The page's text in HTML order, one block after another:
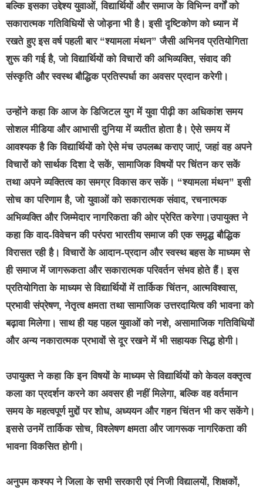
बल्कि इसका उद्देश्य युवाओं, विद्यार्थियों और समाज के विभिन्न वर्गों को
सकारात्मक गतिविधियों से जोड़ना भी है। इसी दृष्टिकोण को ध्यान में
रखते हुए इस वर्ष पहली बार “श्यामला मंथन” जैसी अभिनव प्रतियोगिता
शुरू की गई है, जो विद्यार्थियों को विचारों की अभिव्यक्ति, संवाद की
संस्कृति और स्वस्थ बौद्धिक प्रतिस्पर्धा का अवसर प्रदान करेगी।
उन्होंने कहा कि आज के डिजिटल युग में युवा पीढ़ी का अधिकांश समय
सोशल मीडिया और आभासी दुनिया में व्यतीत होता है। ऐसे समय में
आवश्यक है कि विद्यार्थियों को ऐसे मंच उपलब्ध कराए जाएं, जहां वह अपने
विचारों को सार्थक दिशा दे सकें, सामाजिक विषयों पर चिंतन कर सकें
तथा अपने व्यक्तित्व का समग्र विकास कर सकें। “श्यामला मंथन” इसी
सोच का परिणाम है, जो युवाओं को सकारात्मक संवाद, रचनात्मक
अभिव्यक्ति और जिम्मेदार नागरिकता की ओर प्रेरित करेगा।उपायुक्त ने
कहा कि वाद-विवेचन की परंपरा भारतीय समाज की एक समृद्ध बौद्धिक
विरासत रही है। विचारों के आदान-प्रदान और स्वस्थ बहस के माध्यम से
ही समाज में जागरूकता और सकारात्मक परिवर्तन संभव होते हैं। इस
प्रतियोगिता के माध्यम से विद्यार्थियों में तार्किक चिंतन, आत्मविश्वास,
प्रभावी संप्रेषण, नेतृत्व क्षमता तथा सामाजिक उत्तरदायित्व की भावना को
बढ़ावा मिलेगा। साथ ही यह पहल युवाओं को नशे, असामाजिक गतिविधियों
और अन्य नकारात्मक प्रभावों से दूर रखने में भी सहायक सिद्ध होगी।
उपायुक्त ने कहा कि इन विषयों के माध्यम से विद्यार्थियों को केवल वक्तृत्व
कला का प्रदर्शन करने का अवसर ही नहीं मिलेगा, बल्कि वह वर्तमान
समय के महत्वपूर्ण मुद्दों पर शोध, अध्ययन और गहन चिंतन भी कर सकेंगे।
इससे उनमें तार्किक सोच, विश्लेषण क्षमता और जागरूक नागरिकता की
भावना विकसित होगी।
अनुपम कश्यप ने जिला के सभी सरकारी एवं निजी विद्यालयों, शिक्षकों,